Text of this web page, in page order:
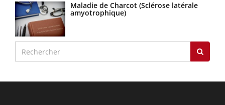
Maladie de Charcot (Sclérose latérale
amyotrophique)